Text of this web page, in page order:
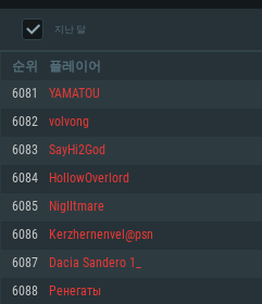
최소사양
운영체제: Windows 10 (64 bit)
최소사양
운영체제: Mac OS Big Sur 11.0
최소사양
운영체제: 64bit Linux 중 최신 버전
지난 달
순위 플레이어
6081 YAMATOU
6082 volvong
6083 SayHi2God
6084 HollowOverlord
6085 NigIItmare
6086 Kerzhernenvel@psn
6087 Dacia Sandero 1_
6088 Ренегаты